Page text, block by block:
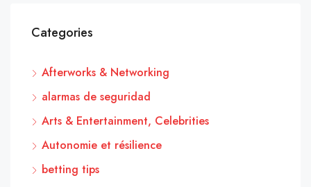
Categories
Afterworks & Networking
alarmas de seguridad
Arts & Entertainment, Celebrities
Autonomie et résilience
betting tips